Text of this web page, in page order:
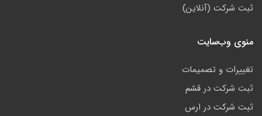
ثبت شرکت (آنلاین)
منوی وب‌سایت
تغییرات و تصمیمات
ثبت شرکت در قشم
ثبت شرکت در ارس